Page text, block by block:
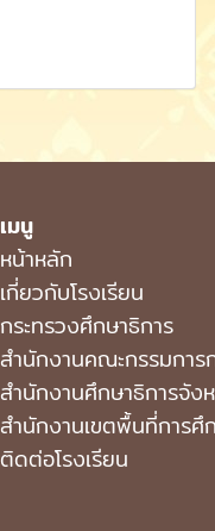
เมนู
หน้าหลัก
เกี่ยวกับโรงเรียน
กระทรวงศึกษาธิการ
สำนักงานคณะกรรมกา
สำนักงานศึกษาธิการจั
สำนักงานเขตพื้นที่การศึ
ติดต่อโรงเรียน